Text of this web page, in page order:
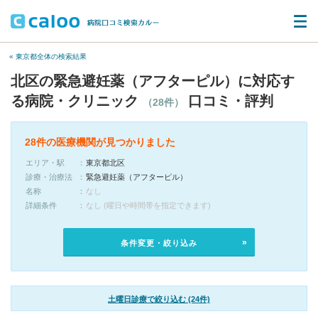
« 東京都全体の検索結果
北区の緊急避妊薬（アフターピル）に対応す
る病院・クリニック
（28件） 口コミ・評判
28件の医療機関が見つかりました
エリア・駅
東京都北区
診療・治療法
緊急避妊薬（アフターピル）
名称
なし
詳細条件
なし (曜日や時間帯を指定できます)
条件変更・絞り込み
土曜日診療で絞り込む (24件)